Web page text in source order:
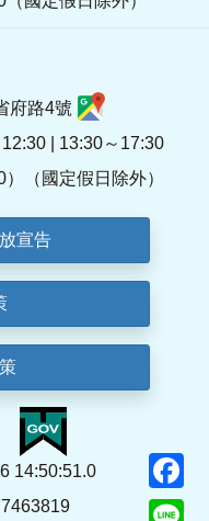
府路4號
| 13:30～17:30
（國定假日除外）
宣告
14:50:51.0